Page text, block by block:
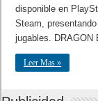
disponible en
Steam,
jugables. DRAGON
Leer Mas »